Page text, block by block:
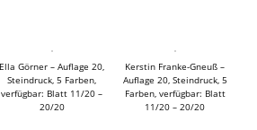
Ella Görner – Auflage 20,
Steindruck, 5 Farben,
verfügbar: Blatt 11/20 –
20/20
Kerstin Franke-Gneuß –
Auflage 20, Steindruck, 5
Farben, verfügbar: Blatt
11/20 – 20/20